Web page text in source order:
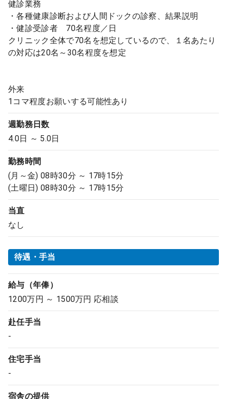
健診業務
・各種健康診断および人間ドックの診察、結果説明
・健診受診者 70名程度／日
クリニック全体で70名を想定しているので、１名あたり
の対応は20名～30名程度を想定
外来
1コマ程度お願いする可能性あり
週勤務日数
4.0日 ～ 5.0日
勤務時間
(月～金) 08時30分 ～ 17時15分
(土曜日) 08時30分 ～ 17時15分
当直
なし
待遇・手当
給与（年俸）
1200万円 ～ 1500万円 応相談
赴任手当
-
住宅手当
-
宿舎の提供